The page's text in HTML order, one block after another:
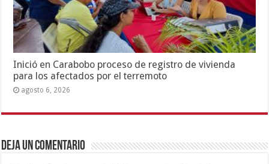
Inició en Carabobo proceso de registro de vivienda
para los afectados por el terremoto
agosto 6, 2026
Deja un comentario